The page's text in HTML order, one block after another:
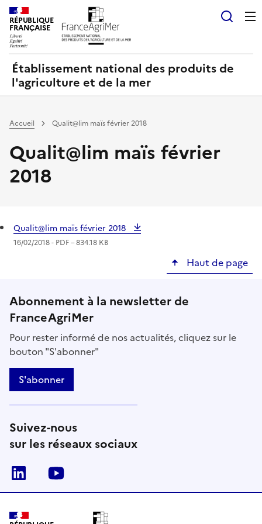
RÉPUBLIQUE
FRANÇAISE
Établissement national des produits de
l'agriculture et de la mer
Accueil Qualit@lim maïs février 2018
Qualit@lim maïs février
2018
Qualit@lim maïs février 2018
16/02/2018 - PDF– 834.18 KB
Haut de page
Abonnement à la newsletter de
FranceAgriMer
Pour rester informé de nos actualités, cliquez sur le
bouton "S'abonner"
S'abonner
Suivez-nous
sur les réseaux sociaux
Linkedin
Panneau de gestion des cookies